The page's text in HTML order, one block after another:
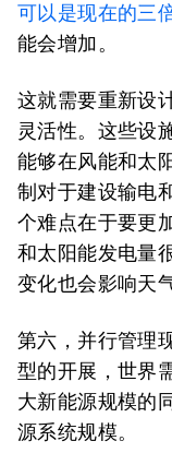
可以是现在的三
能会增加。
这就需要重新设
灵活性。这些设
能够在风能和太
制对于建设输电
个难点在于要更
和太阳能发电量
变化也会影响天气
第六，并行管理
型的开展，世界
大新能源规模的
源系统规模。